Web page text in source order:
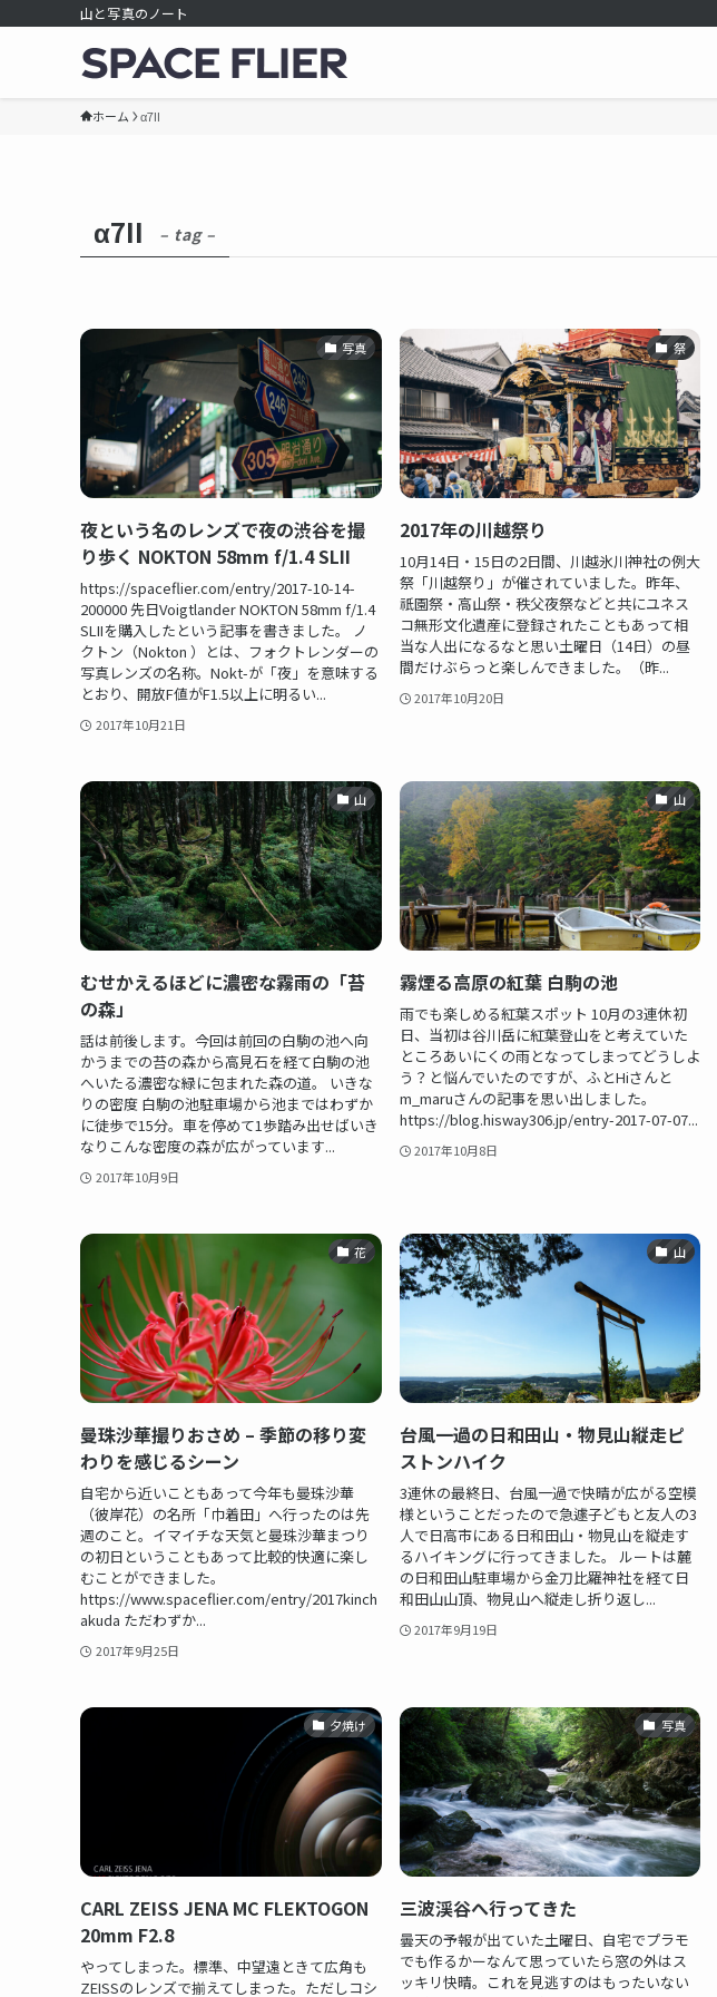
山と写真のノート
ホーム α7II
α7II – tag –
写真
夜という名のレンズで夜の渋谷を撮
り歩く NOKTON 58mm f/1.4 SLII
https://spaceflier.com/entry/2017-10-14-
200000 先日Voigtlander NOKTON 58mm f/1.4
SLIIを購入したという記事を書きました。 ノ
クトン（Nokton ）とは、フォクトレンダーの
写真レンズの名称。Nokt-が「夜」を意味する
とおり、開放F値がF1.5以上に明るい...
2017年10月21日
祭
2017年の川越祭り
10月14日・15日の2日間、川越氷川神社の例大
祭「川越祭り」が催されていました。昨年、
祇園祭・高山祭・秩父夜祭などと共にユネス
コ無形文化遺産に登録されたこともあって相
当な人出になるなと思い土曜日（14日）の昼
間だけぶらっと楽しんできました。（昨...
2017年10月20日
山
むせかえるほどに濃密な霧雨の「苔
の森」
話は前後します。今回は前回の白駒の池へ向
かうまでの苔の森から高見石を経て白駒の池
へいたる濃密な緑に包まれた森の道。 いきな
りの密度 白駒の池駐車場から池まではわずか
に徒歩で15分。車を停めて1歩踏み出せばいき
なりこんな密度の森が広がっています...
2017年10月9日
山
霧煙る高原の紅葉 白駒の池
雨でも楽しめる紅葉スポット 10月の3連休初
日、当初は谷川岳に紅葉登山をと考えていた
ところあいにくの雨となってしまってどうしよ
う？と悩んでいたのですが、ふとHiさんと
m_maruさんの記事を思い出しました。
https://blog.hisway306.jp/entry-2017-07-07...
2017年10月8日
花
曼珠沙華撮りおさめ – 季節の移り変
わりを感じるシーン
自宅から近いこともあって今年も曼珠沙華
（彼岸花）の名所「巾着田」へ行ったのは先
週のこと。イマイチな天気と曼珠沙華まつり
の初日ということもあって比較的快適に楽し
むことができました。
https://www.spaceflier.com/entry/2017kinch
akuda ただわずか...
2017年9月25日
山
台風一過の日和田山・物見山縦走ピ
ストンハイク
3連休の最終日、台風一過で快晴が広がる空模
様ということだったので急遽子どもと友人の3
人で日高市にある日和田山・物見山を縦走す
るハイキングに行ってきました。 ルートは麓
の日和田山駐車場から金刀比羅神社を経て日
和田山山頂、物見山へ縦走し折り返し...
2017年9月19日
夕焼け
CARL ZEISS JENA MC FLEKTOGON
20mm F2.8
やってしまった。標準、中望遠ときて広角も
ZEISSのレンズで揃えてしまった。ただしコシ
写真
三波渓谷へ行ってきた
曇天の予報が出ていた土曜日、自宅でプラモ
でも作るかーなんて思っていたら窓の外はス
ッキリ快晴。これを見逃すのはもったいない